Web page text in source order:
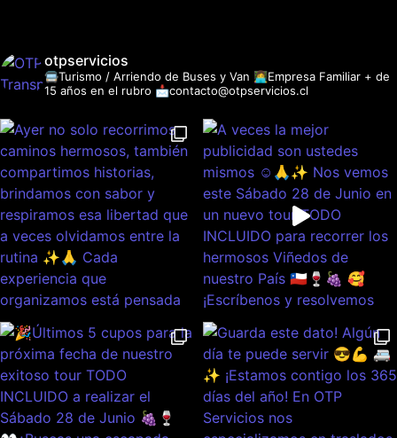
otpservicios
🚍Turismo / Arriendo de Buses y Van 👩‍💻Empresa Familiar + de
15 años en el rubro 📩contacto@otpservicios.cl